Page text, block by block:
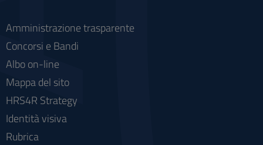
Amministrazione trasparente
Concorsi e Bandi
Albo on-line
Mappa del sito
HRS4R Strategy
Identità visiva
Rubrica